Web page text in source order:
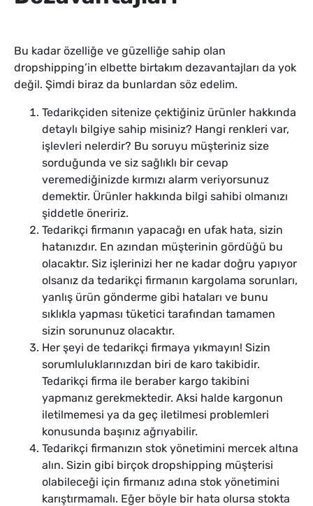
Bu kadar özelliğe ve güzelliğe sahip olan
dropshipping’in elbette birtakım dezavantajları da yok
değil. Şimdi biraz da bunlardan söz edelim.
Tedarikçiden sitenize çektiğiniz ürünler hakkında
detaylı bilgiye sahip misiniz? Hangi renkleri var,
işlevleri nelerdir? Bu soruyu müşteriniz size
sorduğunda ve siz sağlıklı bir cevap
veremediğinizde kırmızı alarm veriyorsunuz
demektir. Ürünler hakkında bilgi sahibi olmanızı
şiddetle öneririz.
Tedarikçi firmanın yapacağı en ufak hata, sizin
hatanızdır. En azından müşterinin gördüğü bu
olacaktır. Siz işlerinizi her ne kadar doğru yapıyor
olsanız da tedarikçi firmanın kargolama sorunları,
yanlış ürün gönderme gibi hataları ve bunu
sıklıkla yapması tüketici tarafından tamamen
sizin sorununuz olacaktır.
Her şeyi de tedarikçi firmaya yıkmayın! Sizin
sorumluluklarınızdan biri de karo takibidir.
Tedarikçi firma ile beraber kargo takibini
yapmanız gerekmektedir. Aksi halde kargonun
iletilmemesi ya da geç iletilmesi problemleri
konusunda başınız ağrıyabilir.
Tedarikçi firmanızın stok yönetimini mercek altına
alın. Sizin gibi birçok dropshipping müşterisi
olabileceği için firmanız adına stok yönetimini
karıştırmamalı. Eğer böyle bir hata olursa stokta